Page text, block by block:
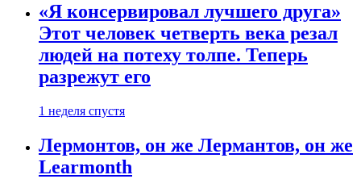
«Я консервировал лучшего друга»
Этот человек четверть века резал
людей на потеху толпе. Теперь
разрежут его
1 неделя спустя
Лермонтов, он же Лермантов, он же
Learmonth